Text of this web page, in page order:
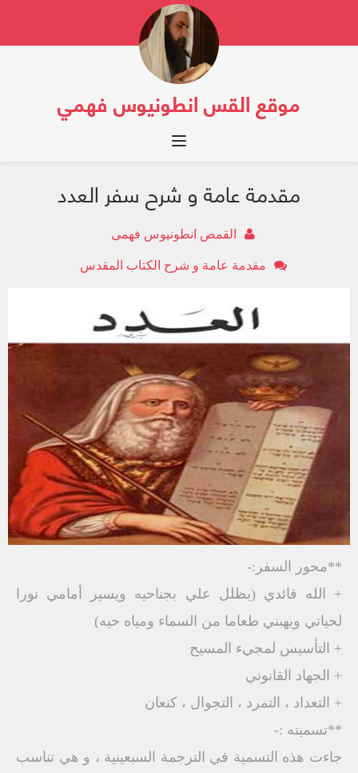
موقع القس انطونيوس فهمي
Toggle navigation
مقدمة عامة و شرح سفر العدد
القمص انطونيوس فهمى
مقدمة عامة و شرح الكتاب المقدس
**محور السفر:-
+ الله قائدي (يظلل علي بجناحيه ويسير أمامي نورا
لحياتي ويهبني طعاما من السماء ومياه حيه)
+ التأسيس لمجيء المسيح
+ الجهاد القانوني
+ التعداد ، التمرد ، التجوال ، كنعان
**تسميته :-
جاءت هذه التسمية في الترجمة السبعينية ، و هي تناسب